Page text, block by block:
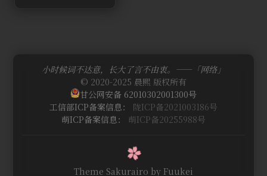
小时候词不达意，长大了言不由衷。——「网络」
© 2020-2025 晨熙 版权所有
甘公网安备 62010302001300号
工信部ICP备案信息： 陇ICP备2021003186号
萌ICP备案信息： 萌ICP备20255988号
Theme Sakurairo by Fuukei